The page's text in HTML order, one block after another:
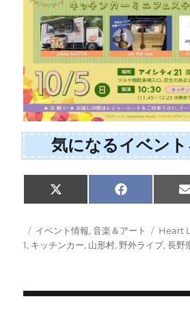
気になるイベン
Share
on
X
(
w
t
)
Share
on
F
a
e
b
o
投
稿
カ
テ
イベント情報,音楽＆アート
タ
グ
Heart
1, キッチンカー, 山形村, 野外ライブ,長野